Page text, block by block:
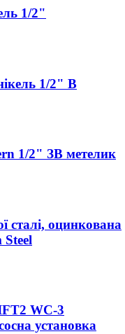
1/2"
1/2" В
1/2" ЗВ метелик
сталі, оцинкована
WC-3
установка